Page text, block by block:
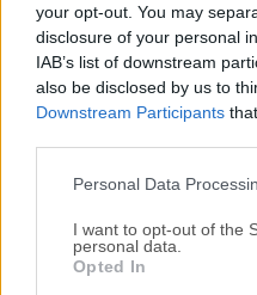
your opt-out. You may
disclosure of your personal
IAB’s list of downstream
also be disclosed by us to
Downstream Participants
Personal Data
I want to opt-out of the
personal data.
Opted In
Nos encantaría saber de ti
Si tienes alguna pregunta